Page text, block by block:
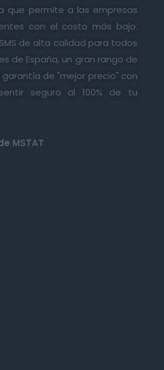
que permite a las empresas
con el costo más bajo.
de alta calidad para todos
de España, un gran rango de
garantía de "mejor precio" con
seguro al 100% de tu
MSTAT